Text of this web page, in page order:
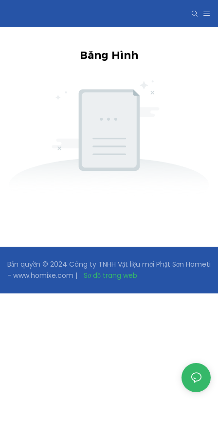
Băng Hình
Bản quyền © 2024 Công ty TNHH Vật liệu mới Phật Sơn Hometi
- www.homixe.com |
Sơ đồ trang web